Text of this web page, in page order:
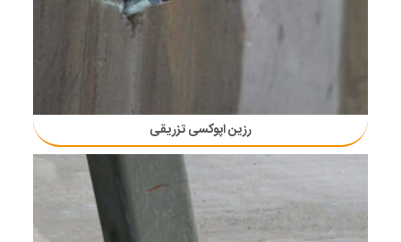
رزین اپوکسی تزریقی